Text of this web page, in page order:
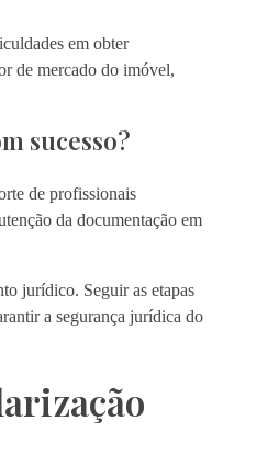
em obter
de mercado do imóvel,
sucesso?
de profissionais
da documentação em
jurídico. Seguir as etapas
a segurança jurídica do